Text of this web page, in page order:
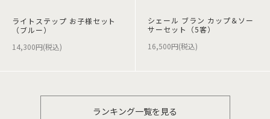
ライトステップ お子様セット
（ブルー）
14,300円(税込)
シェール ブラン カップ＆ソー
サーセット（5客）
16,500円(税込)
ランキング一覧を見る